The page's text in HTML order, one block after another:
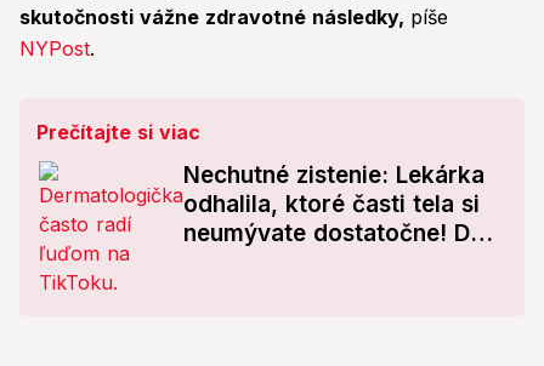
skutočnosti vážne zdravotné následky, píše
NYPost.
Prečítajte si viac
Nechutné zistenie: Lekárka
odhalila, ktoré časti tela si
neumývate dostatočne! Deje